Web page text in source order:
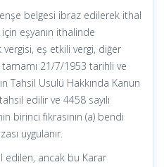
belgesi ibraz edilerek ithal
eşyanın ithalinde
eş etkili vergi, diğer
21/7/1953 tarihli ve
Tahsil Usulü Hakkında Kanun
edilir ve 4458 sayılı
birinci fıkrasının (a) bendi
uygulanır.
edilen, ancak bu Karar